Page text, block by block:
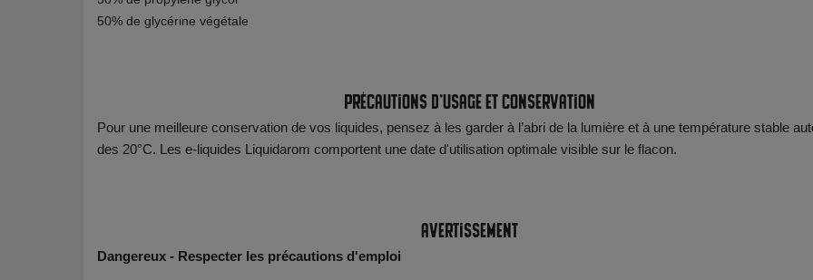
50% de glycérine végétale
Précautions d'usage et conservation
Pour une meilleure conservation de vos liquides, pensez à les garder à l’abri de la lumière et à une température stable
des 20°C. Les e-liquides Liquidarom comportent une date d'utilisation optimale visible sur le flacon.
Avertissement
Dangereux - Respecter les précautions d'emploi